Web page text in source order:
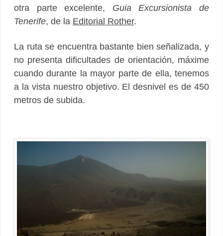
otra parte excelente, Guia Excursionista de
Tenerife, de la Editorial Rother.
La ruta se encuentra bastante bien señalizada, y
no presenta dificultades de orientación, máxime
cuando durante la mayor parte de ella, tenemos
a la vista nuestro objetivo. El desnivel es de 450
metros de subida.